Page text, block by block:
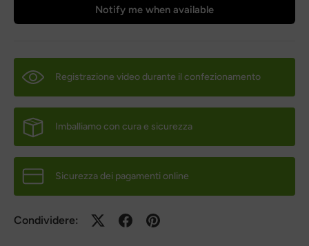
Notify me when available
Registrazione video durante il confezionamento
Imballiamo con cura e sicurezza
Sicurezza dei pagamenti online
Condividere: